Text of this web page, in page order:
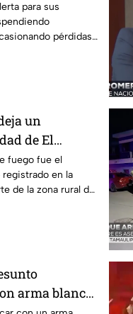
para sus
pérdidas
un
de El
fuego fue el
registrado en la
de la zona rural de
arma blanca